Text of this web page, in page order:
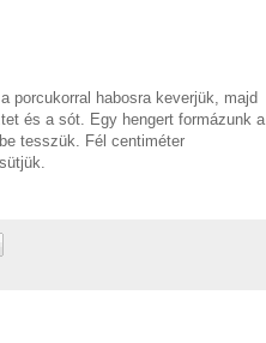
porcukorral habosra keverjük, majd
és a sót. Egy hengert formázunk a
tesszük. Fél centiméter